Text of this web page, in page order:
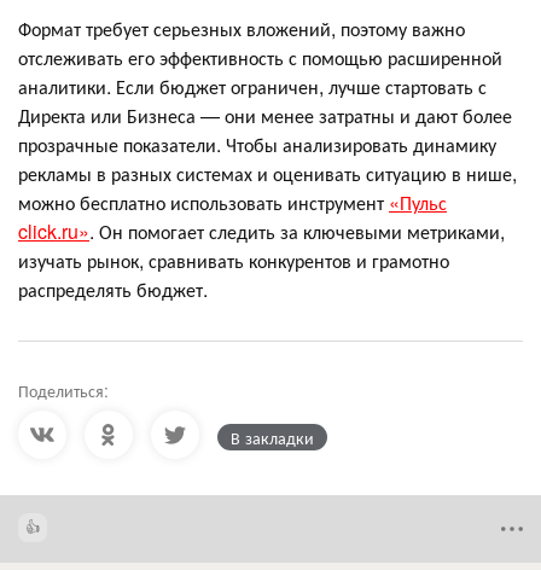
Формат требует серьезных вложений, поэтому важно
отслеживать его эффективность с помощью расширенной
аналитики. Если бюджет ограничен, лучше стартовать с
Директа или Бизнеса — они менее затратны и дают более
прозрачные показатели. Чтобы анализировать динамику
рекламы в разных системах и оценивать ситуацию в нише,
можно бесплатно использовать инструмент «Пульс
click.ru». Он помогает следить за ключевыми метриками,
изучать рынок, сравнивать конкурентов и грамотно
распределять бюджет.
Поделиться:
В закладки